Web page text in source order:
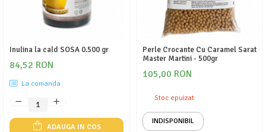
Inulina la cald SOSA 0.500 gr
84,52 RON
La comanda
ADAUGA IN COS
Perle Crocante Cu Caramel Sarat
Master Martini - 500gr
105,00 RON
Stoc epuizat
INDISPONIBIL